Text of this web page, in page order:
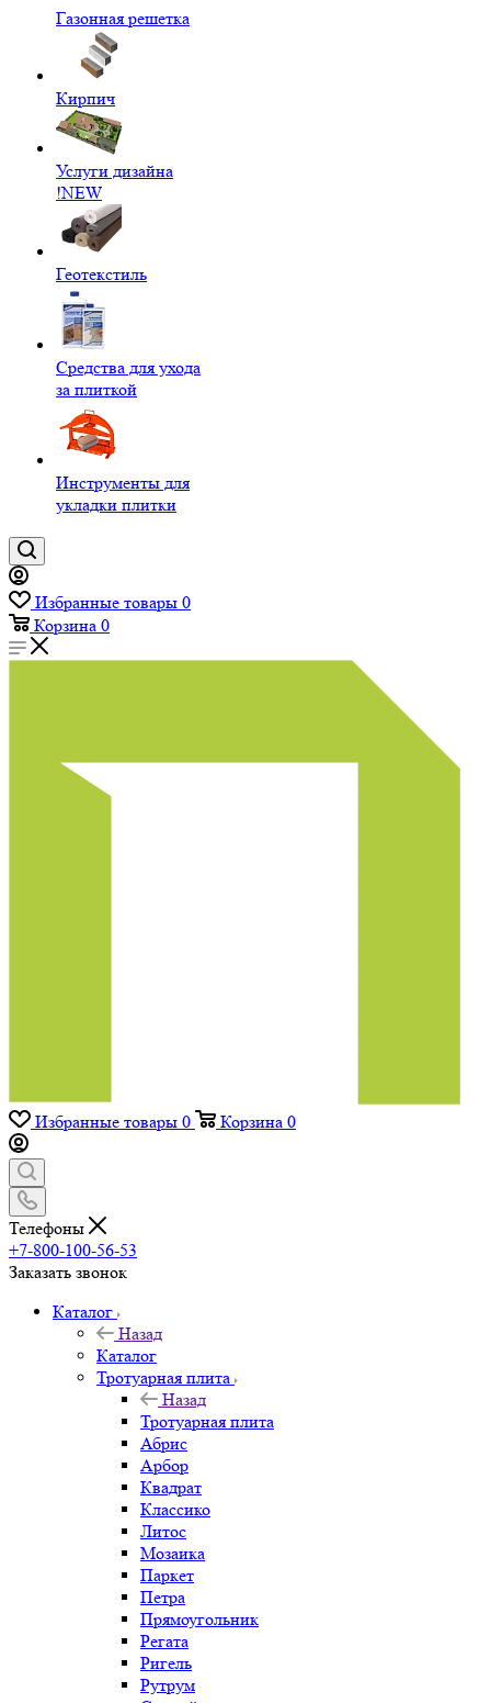
Газонная решетка
Кирпич
Услуги дизайна
!NEW
Геотекстиль
Средства для ухода
за плиткой
Инструменты для
укладки плитки
Избранные товары 0
Корзина 0
Избранные товары 0 Корзина 0
Телефоны
+7-800-100-56-53
Заказать звонок
Каталог
Назад
Каталог
Тротуарная плита
Назад
Тротуарная плита
Абрис
Арбор
Квадрат
Классико
Литос
Мозаика
Паркет
Петра
Прямоугольник
Регата
Ригель
Рутрум